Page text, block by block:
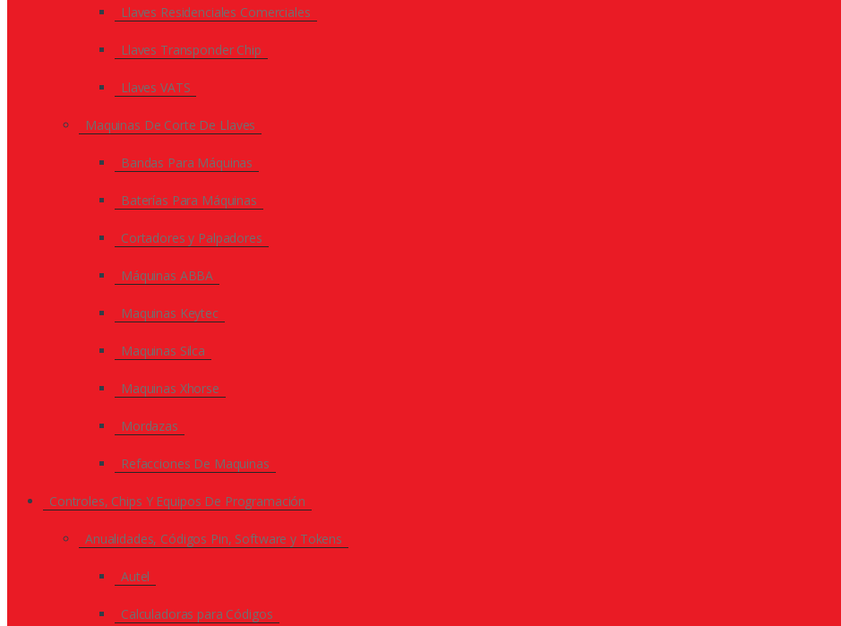
Llaves Residenciales Comerciales
Llaves Transponder Chip
Llaves VATS
Maquinas De Corte De Llaves
Bandas Para Máquinas
Baterías Para Máquinas
Cortadores y Palpadores
Máquinas ABBA
Maquinas Keytec
Maquinas Silca
Maquinas Xhorse
Mordazas
Refacciones De Maquinas
Controles, Chips Y Equipos De Programación
Anualidades, Códigos Pin, Software y Tokens
Autel
Calculadoras para Códigos